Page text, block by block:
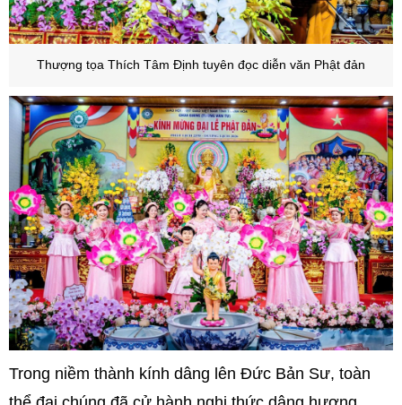
Thượng tọa Thích Tâm Định tuyên đọc diễn văn Phật đản
Trong niềm thành kính dâng lên Đức Bản Sư, toàn